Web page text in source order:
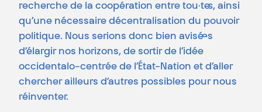
recherche de la coopération entre tou·te·s, ainsi
qu’une nécessaire décentralisation du pouvoir
politique. Nous serions donc bien avisé·es
d’élargir nos horizons, de sortir de l’idée
occidentalo-centrée de l’État-Nation et d’aller
chercher ailleurs d’autres possibles pour nous
réinventer.